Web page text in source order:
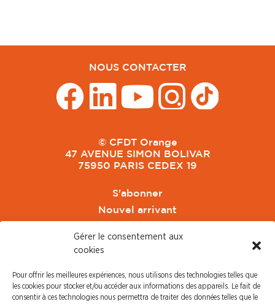
Gérer le consentement aux
cookies
Pour offrir les meilleures expériences, nous utilisons des technologies telles que
les cookies pour stocker et/ou accéder aux informations des appareils. Le fait de
consentir à ces technologies nous permettra de traiter des données telles que le
NOUS CONTACTER
© CFDT Orange
47 AVENUE SIMON BOLIVAR
75950 PARIS CEDEX 19
S'abonner
Nouvel arrivant
CFDT Cadres
CFDT Retraités